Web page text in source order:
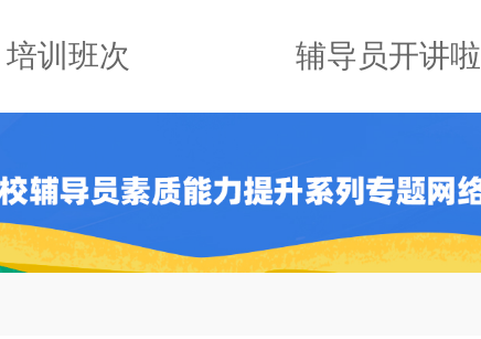
培训班次 辅导员开讲啦